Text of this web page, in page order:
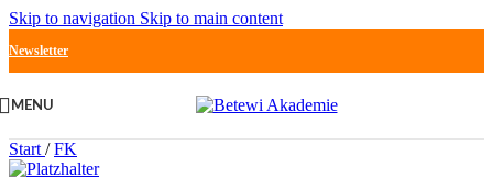
Skip to navigation Skip to main content
Newsletter
MENU
Start / FK